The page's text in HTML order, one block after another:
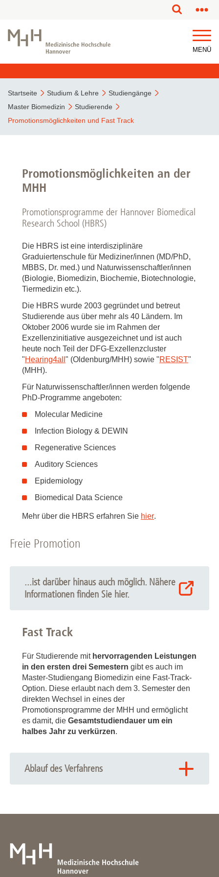
MENÜ
Startseite Studium & Lehre
Studiengänge
Master Biomedizin
Studierende
Promotionsmöglichkeiten und Fast Track
Promotionsmöglichkeiten an der
MHH
Promotionsprogramme der Hannover Biomedical
Research School (HBRS)
Die HBRS ist eine interdisziplinäre
Graduiertenschule für Mediziner/innen (MD/PhD,
MBBS, Dr. med.) und Naturwissenschaftler/innen
(Biologie, Biomedizin, Biochemie, Biotechnologie,
Tiermedizin etc.).
Die HBRS wurde 2003 gegründet und betreut
Studierende aus über mehr als 40 Ländern. Im
Oktober 2006 wurde sie im Rahmen der
Exzellenzinitiative ausgezeichnet und ist auch
heute noch Teil der DFG-Exzellenzcluster
"Hearing4all " (Oldenburg/MHH) sowie "RESIST"
(MHH).
Für Naturwissenschaftler/innen werden folgende
PhD-Programme angeboten:
Molecular Medicine
Infection Biology & DEWIN
Regenerative Sciences
Auditory Sciences
Epidemiology
Biomedical Data Science
Mehr über die HBRS erfahren Sie hier.
Freie Promotion
...ist darüber hinaus auch möglich. Nähere
Informationen finden Sie hier.
Fast Track
Für Studierende mit hervorragenden Leistungen
in den ersten drei Semestern gibt es auch im
Master-Studiengang Biomedizin eine Fast-Track-
Option. Diese erlaubt nach dem 3. Semester den
direkten Wechsel in eines der
Promotionsprogramme der MHH und ermöglicht
es damit, die Gesamtstudiendauer um ein
halbes Jahr zu verkürzen.
Ablauf des Verfahrens
Programmverantwortlichen des Master-Studiengangs
Biomedizin nach drei an der MHH studierten
Semestern (90 LP) im 4. Semester eine